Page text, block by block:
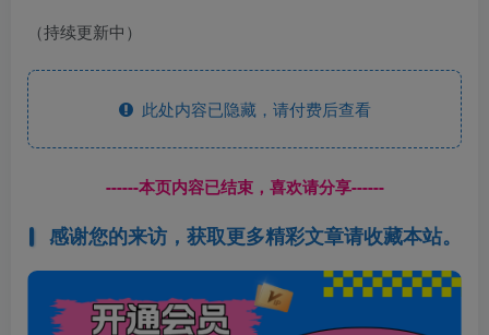
（持续更新中）
此处内容已隐藏，请付费后查看
------本页内容已结束，喜欢请分享------
感谢您的来访，获取更多精彩文章请收藏本站。